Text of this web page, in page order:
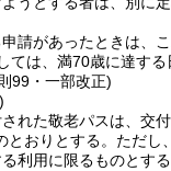
請があったときは、
ては、満70歳に達す
99・一部改正)
れた敬老パスは、交
おりとする。 ただし、
利用に限るものとする